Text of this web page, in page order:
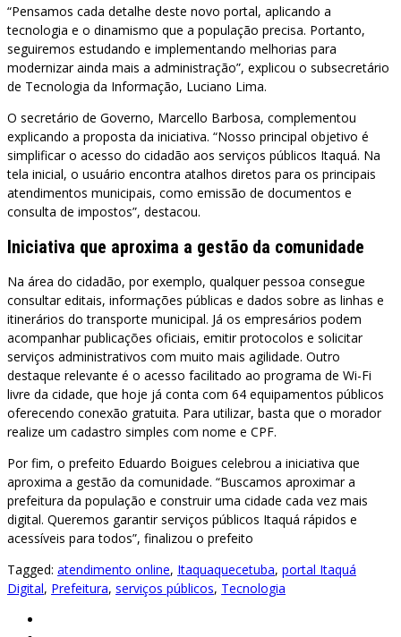
“Pensamos cada detalhe deste novo portal, aplicando a
tecnologia e o dinamismo que a população precisa. Portanto,
seguiremos estudando e implementando melhorias para
modernizar ainda mais a administração”, explicou o subsecretário
de Tecnologia da Informação, Luciano Lima.
O secretário de Governo, Marcello Barbosa, complementou
explicando a proposta da iniciativa. “Nosso principal objetivo é
simplificar o acesso do cidadão aos serviços públicos Itaquá. Na
tela inicial, o usuário encontra atalhos diretos para os principais
atendimentos municipais, como emissão de documentos e
consulta de impostos”, destacou.
Iniciativa que aproxima a gestão da comunidade
Na área do cidadão, por exemplo, qualquer pessoa consegue
consultar editais, informações públicas e dados sobre as linhas e
itinerários do transporte municipal. Já os empresários podem
acompanhar publicações oficiais, emitir protocolos e solicitar
serviços administrativos com muito mais agilidade. Outro
destaque relevante é o acesso facilitado ao programa de Wi-Fi
livre da cidade, que hoje já conta com 64 equipamentos públicos
oferecendo conexão gratuita. Para utilizar, basta que o morador
realize um cadastro simples com nome e CPF.
Por fim, o prefeito Eduardo Boigues celebrou a iniciativa que
aproxima a gestão da comunidade. “Buscamos aproximar a
prefeitura da população e construir uma cidade cada vez mais
digital. Queremos garantir serviços públicos Itaquá rápidos e
acessíveis para todos”, finalizou o prefeito
Tagged: atendimento online, Itaquaquecetuba, portal Itaquá
Digital, Prefeitura, serviços públicos, Tecnologia